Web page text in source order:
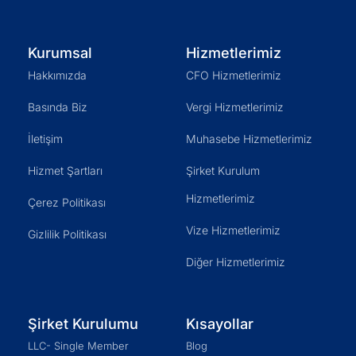
Kurumsal
Hakkımızda
Basında Biz
İletişim
Hizmet Şartları
Çerez Politikası
Gizlilik Politikası
Hizmetlerimiz
CFO Hizmetlerimiz
Vergi Hizmetlerimiz
Muhasebe Hizmetlerimiz
Şirket Kurulum
Hizmetlerimiz
Vize Hizmetlerimiz
Diğer Hizmetlerimiz
Şirket Kurulumu
LLC- Single Member
Kısayollar
Blog